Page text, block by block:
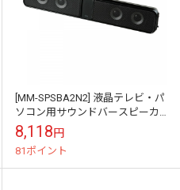
[MM-SPSBA2N2] 液晶テレビ・パ
ソコン用サウンドバースピーカ
ー
8,118円
81ポイント